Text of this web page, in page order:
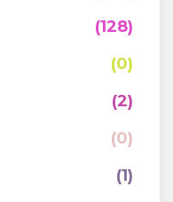
(128)
(0)
(2)
(0)
(1)